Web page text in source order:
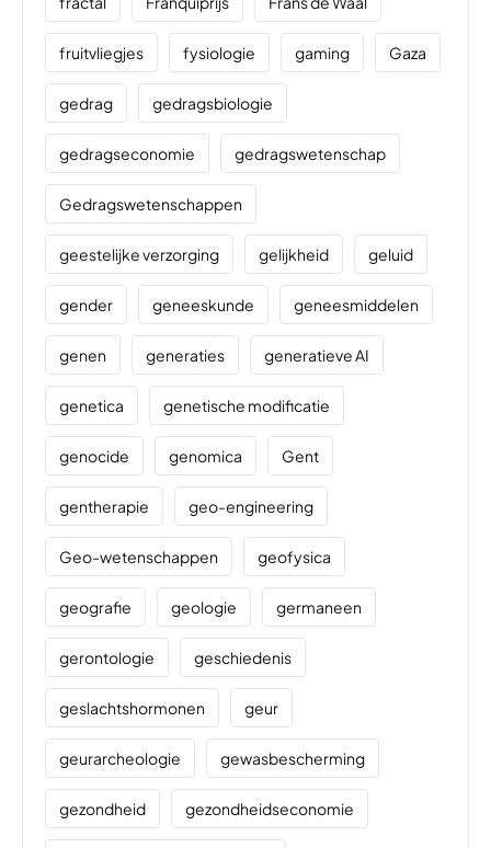
fruitvliegjes fysiologie gaming Gaza
gedrag gedragsbiologie
gedragseconomie gedragswetenschap
Gedragswetenschappen
geestelijke verzorging gelijkheid geluid
gender geneeskunde geneesmiddelen
genen generaties generatieve AI
genetica genetische modificatie
genocide genomica Gent
gentherapie geo-engineering
Geo-wetenschappen geofysica
geografie geologie germaneen
gerontologie geschiedenis
geslachtshormonen geur
geurarcheologie gewasbescherming
gezondheid gezondheidseconomie